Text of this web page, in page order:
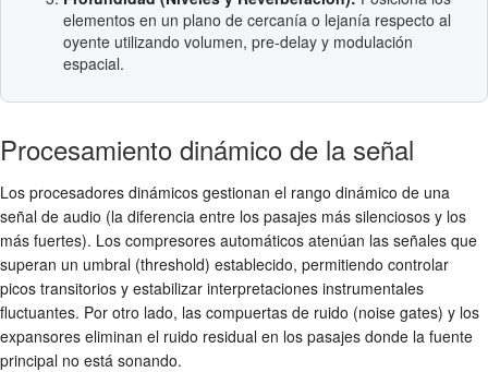
elementos en un plano de cercanía o lejanía respecto al
oyente utilizando volumen, pre-delay y modulación
espacial.
Procesamiento dinámico de la señal
Los procesadores dinámicos gestionan el rango dinámico de una
señal de audio (la diferencia entre los pasajes más silenciosos y los
más fuertes). Los compresores automáticos atenúan las señales que
superan un umbral (threshold) establecido, permitiendo controlar
picos transitorios y estabilizar interpretaciones instrumentales
fluctuantes. Por otro lado, las compuertas de ruido (noise gates) y los
expansores eliminan el ruido residual en los pasajes donde la fuente
principal no está sonando.